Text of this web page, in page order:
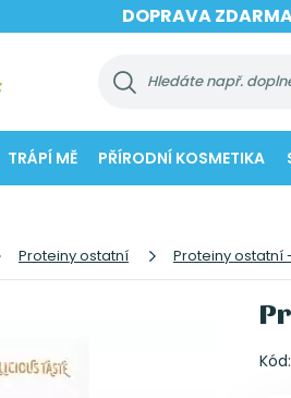
DOPRAVA
TRÁPÍ MĚ PŘÍRODNÍ KOSMETIKA
Proteiny ostatní Proteiny ostatní
Kód: